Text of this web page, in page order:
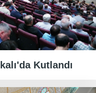
Kutlandı